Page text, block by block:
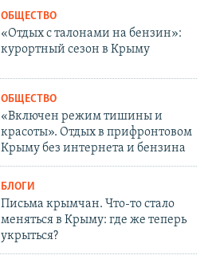
ОБЩЕСТВО
«Отдых с талонами на бензин»:
курортный сезон в Крыму
ОБЩЕСТВО
«Включен режим тишины и
красоты». Отдых в прифронтовом
Крыму без интернета и бензина
БЛОГИ
Письма крымчан. Что-то стало
меняться в Крыму: где же теперь
укрыться?